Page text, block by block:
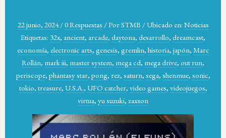
22 junio, 2024 /0 Respuestas /PorSTMB / Ubicado en: Noticias
Etiquetas: 32x, ancient, arcade, daytona, desarrollo, dreamcast,
economía, electronic arts, genesis, gremlin, historia, japón, Marc
Rollán, mark iii, master system, mega cd, mega drive, out run,
periscope, phantasy star, pong, rez, saturn, sega, shenmue, sonic,
tokio, treasure, U.S.A., UFO catcher, video games, videojuegos,
virtua, yu suzuki, zaxxon